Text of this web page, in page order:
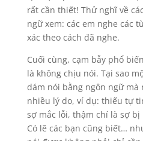
rất cần thiết! Thử nghĩ về
ngữ xem: các em nghe các
xác theo cách đã nghe.
Cuối cùng, cạm bẫy phổ
là không chịu nói. Tại sao
dám nói bằng ngôn ngữ mà
nhiều lý do, ví dụ: thiếu tự
sợ mắc lỗi, thậm chí là sợ
Có lẽ các bạn cũng biết…